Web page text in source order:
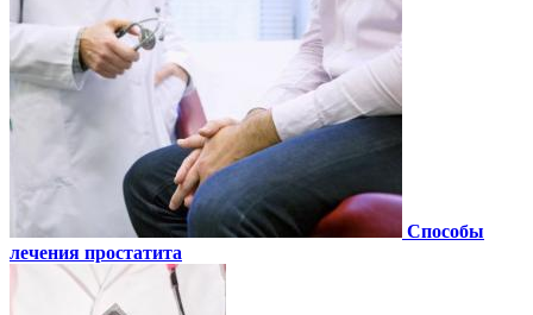
Способы
лечения простатита